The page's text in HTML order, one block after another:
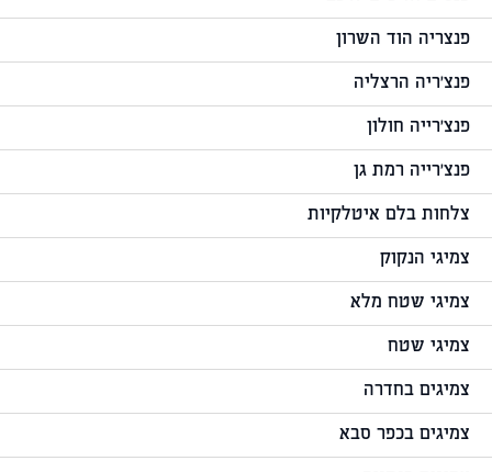
פנצריה הוד השרון
פנצ'ריה הרצליה
פנצ'רייה חולון
פנצ'רייה רמת גן
צלחות בלם איטלקיות
צמיגי הנקוק
צמיגי שטח מלא
צמיגי שטח
צמיגים בחדרה
צמיגים בכפר סבא